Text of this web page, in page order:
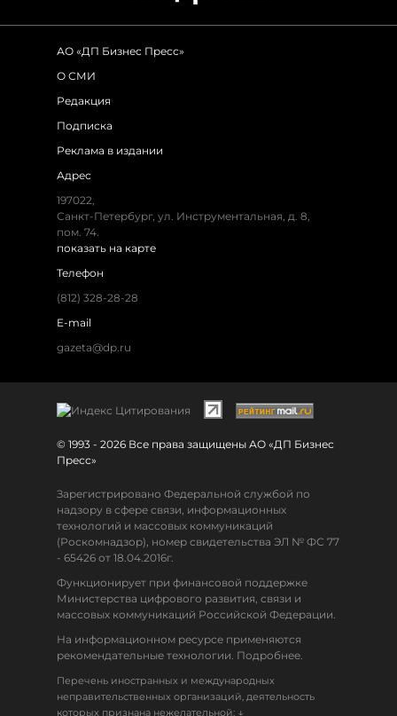
АО «ДП Бизнес Пресс»
О СМИ
Редакция
Подписка
Реклама в издании
Адрес
197022,
Санкт-Петербург, ул. Инструментальная, д. 8,
пом. 74.
показать на карте
Телефон
(812) 328-28-28
E-mail
gazeta@dp.ru
© 1993 - 2026 Все права защищены АО «ДП Бизнес
Пресс»
Зарегистрировано Федеральной службой по
надзору в сфере связи, информационных
технологий и массовых коммуникаций
(Роскомнадзор), номер свидетельства ЭЛ № ФС 77
- 65426 от 18.04.2016г.
Функционирует при финансовой поддержке
Министерства цифрового развития, связи и
массовых коммуникаций Российской Федерации.
На информационном ресурсе применяются
рекомендательные технологии. Подробнее.
Перечень иностранных и международных
неправительственных организаций, деятельность
которых признана нежелательной: ↓